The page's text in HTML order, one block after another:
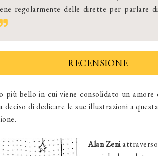
regolarmente delle dirette per parlare
RECENSIONE
più bello in cui viene consolidato un
deciso di dedicare le sue illustrazioni a
Alan Zeniattraverso